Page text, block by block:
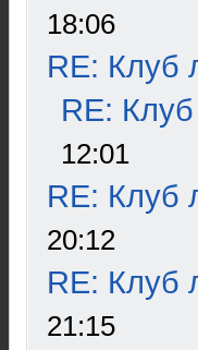
18:06
RE: Клуб
RE:
12:01
RE: Клуб
20:12
RE: Клуб
21:15